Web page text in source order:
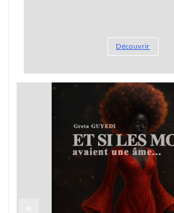
Découvrir